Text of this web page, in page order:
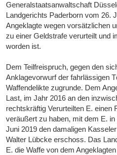
Generalstaatsanwaltschaft
Landgerichts Paderborn vom 26.
Angeklagte wegen vorsätzlichen
zu einer Geldstrafe verurteilt und
worden ist.
Dem Teilfreispruch, gegen den
Anklagevorwurf der fahrlässigen
Waffendelikte zugrunde. Dem
Last, im Jahr 2016 an den
rechtskräftig Verurteilten E. einen
veräußert zu haben, mit dem E.
Juni 2019 den damaligen
Walter Lübcke erschoss. Das
E. die Waffe von dem